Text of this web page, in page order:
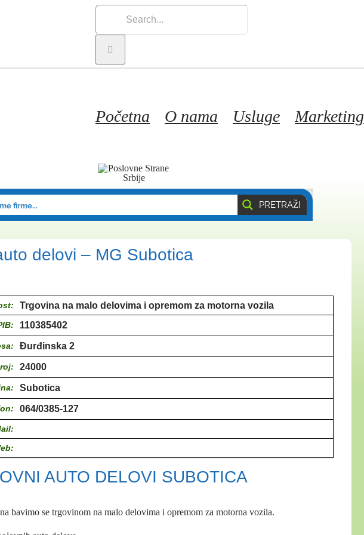
Search
Početna O nama Usluge Marketing
PRETRAŽI
delovi – MG Subotica
Trgovina na malo delovima i opremom za motorna vozila
110385402
Đurđinska 2
24000
Subotica
064/0385-127
AUTO DELOVI SUBOTICA
bavimo se trgovinom na malo delovima i opremom za motorna vozila.